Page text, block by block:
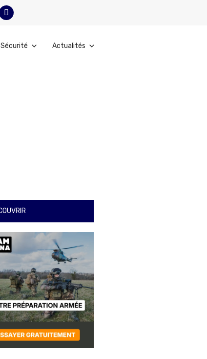
Actualités